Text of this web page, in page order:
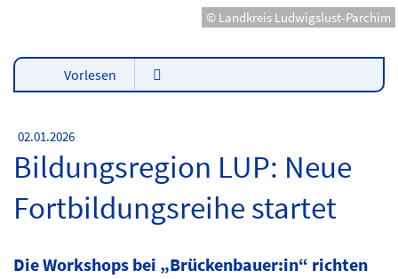
© Landkreis Ludwigslust-Parchim
Vorlesen
02.01.2026
Bildungsregion LUP: Neue
Fortbildungsreihe startet
Die Workshops bei „Brückenbauer:in“ richten